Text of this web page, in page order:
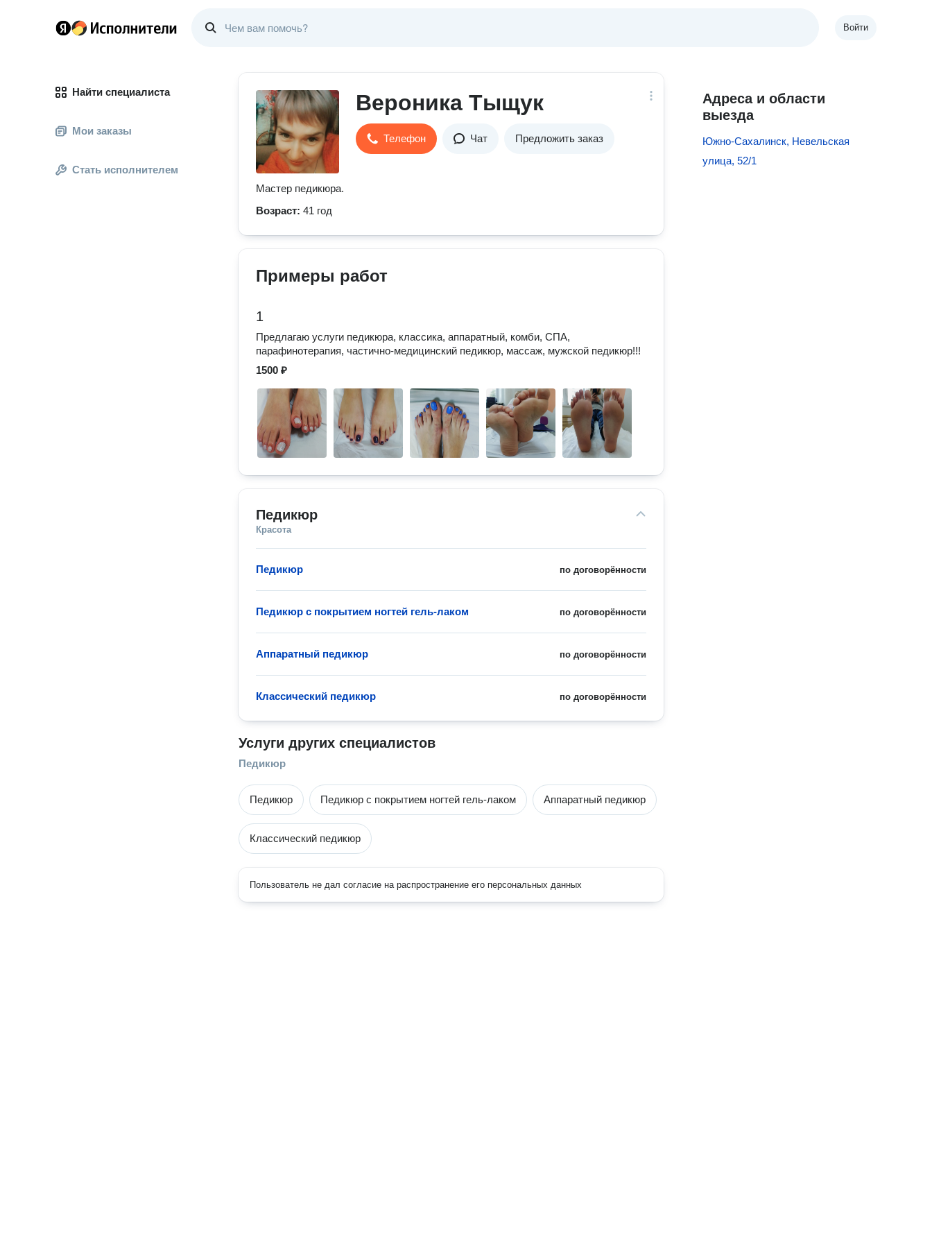
Войти
Найти специалиста
Мои заказы
Стать исполнителем
Вероника Тыщук
Телефон Чат Предложить заказ
Мастер педикюра.
Возраст: 41 год
Примеры работ
1
Предлагаю услуги педикюра, классика, аппаратный, комби, СПА,
парафинотерапия, частично-медицинский педикюр, массаж, мужской педикюр!!!
1500 ₽
Педикюр
Красота
по договорённости
Педикюр
по договорённости
Педикюр с покрытием ногтей гель-лаком
по договорённости
Аппаратный педикюр
по договорённости
Классический педикюр
Услуги других специалистов
Педикюр
Педикюр Педикюр с покрытием ногтей гель-лаком Аппаратный педикюр
Классический педикюр
Пользователь не дал согласие на распространение его персональных данных
Адреса и области
выезда
Южно-Сахалинск, Невельская
улица, 52/1